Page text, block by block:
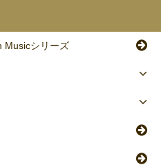
Musicシリーズ